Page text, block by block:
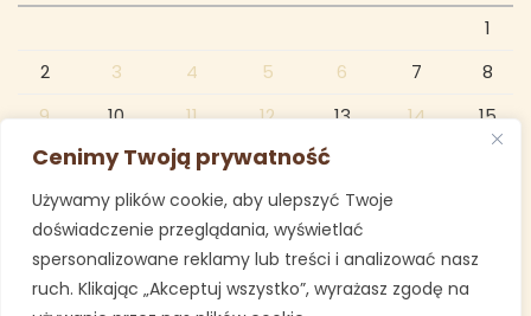
Cenimy Twoją prywatność
Używamy plików cookie, aby ulepszyć Twoje
doświadczenie przeglądania, wyświetlać
spersonalizowane reklamy lub treści i analizować nasz
ruch. Klikając „Akceptuj wszystko”, wyrażasz zgodę na
grudzień 2024
1
2
3 4 5 6 7
8
9
10 11 12 13 14
15
16
17 18 19
23
24 25 26 27
31